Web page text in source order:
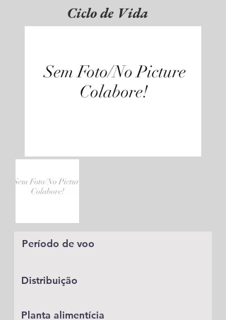
Ciclo de Vida
Período de voo
Distribuição
Planta alimentícia